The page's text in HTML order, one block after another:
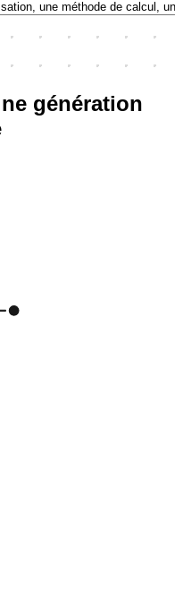
génération